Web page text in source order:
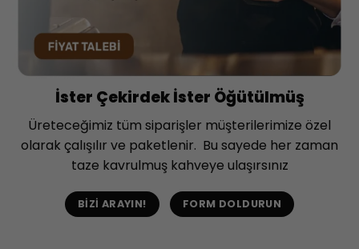
İster Çekirdek İster Öğütülmüş
Üreteceğimiz tüm siparişler müşterilerimize özel
olarak çalışılır ve paketlenir. Bu sayede her zaman
taze kavrulmuş kahveye ulaşırsınız
BIZI ARAYIN! FORM DOLDURUN